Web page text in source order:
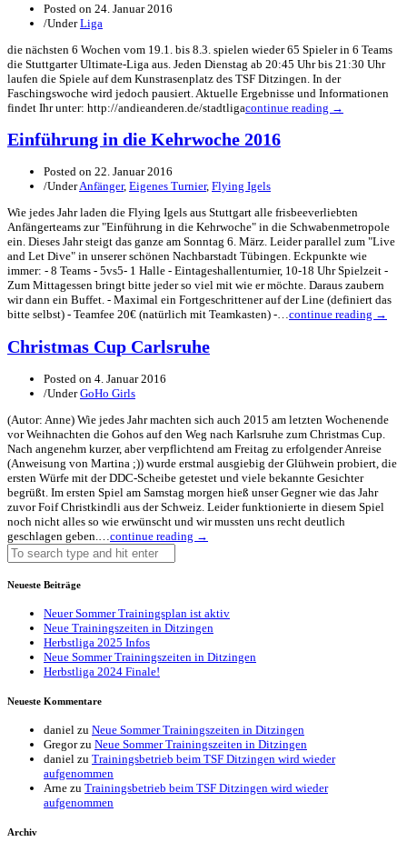
Posted on 24. Januar 2016
/UnderLiga
die nächsten 6 Wochen vom 19.1. bis 8.3. spielen wieder 65 Spieler in 6 Teams
die Stuttgarter Ultimate-Liga aus. Jeden Dienstag ab 20:45 Uhr bis 21:30 Uhr
laufen die Spiele auf dem Kunstrasenplatz des TSF Ditzingen. In der
Faschingswoche wird jedoch pausiert. Aktuelle Ergebnisse und Informationen
findet Ihr unter: http://andieanderen.de/stadtligacontinue reading →
Einführung in die Kehrwoche 2016
Posted on 22. Januar 2016
/UnderAnfänger, Eigenes Turnier, Flying Igels
Wie jedes Jahr laden die Flying Igels aus Stuttgart alle frisbeeverliebten
Anfängerteams zur "Einführung in die Kehrwoche" in die Schwabenmetropole
ein. Dieses Jahr steigt das ganze am Sonntag 6. März. Leider parallel zum "Live
and Let Dive" in unserer schönen Nachbarstadt Tübingen. Eckpunkte wie
immer: - 8 Teams - 5vs5- 1 Halle - Eintageshallenturnier, 10-18 Uhr Spielzeit -
Zum Mittagessen bringt bitte jeder so viel mit wie er möchte. Daraus zaubern
wir dann ein Buffet. - Maximal ein Fortgeschrittener auf der Line (definiert das
bitte selbst) - Teamfee 20€ (natürlich mit Teamkasten) -…continue reading →
Christmas Cup Carlsruhe
Posted on 4. Januar 2016
/UnderGoHo Girls
(Autor: Anne) Wie jedes Jahr machten sich auch 2015 am letzten Wochenende
vor Weihnachten die Gohos auf den Weg nach Karlsruhe zum Christmas Cup.
Nach angenehm kurzer, aber verpflichtend am Freitag zu erfolgender Anreise
(Anweisung von Martina ;)) wurde erstmal ausgiebig der Glühwein probiert, die
ersten Würfe mit der DDC-Scheibe getestet und viele bekannte Gesichter
begrüßt. Im ersten Spiel am Samstag morgen hieß unser Gegner wie das Jahr
zuvor Foif Christkindli aus der Schweiz. Leider funktionierte in diesem Spiel
noch nicht alles so wie erwünscht und wir mussten uns recht deutlich
geschlagen geben.… continue reading →
Neueste Beiträge
Neuer Sommer Trainingsplan ist aktiv
Neue Trainingszeiten in Ditzingen
Herbstliga 2025 Infos
Neue Sommer Trainingszeiten in Ditzingen
Herbstliga 2024 Finale!
Neueste Kommentare
daniel zu Neue Sommer Trainingszeiten in Ditzingen
Gregorzu Neue Sommer Trainingszeiten in Ditzingen
daniel zu Trainingsbetrieb beim TSF Ditzingen wird wieder
aufgenommen
Arne zu Trainingsbetrieb beim TSF Ditzingen wird wieder
aufgenommen
Archiv